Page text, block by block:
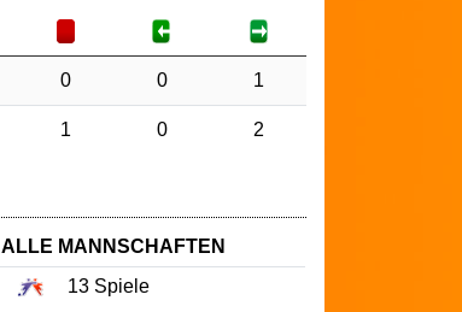
0 0 1
1 0 2
ALLE MANNSCHAFTEN
13 Spiele